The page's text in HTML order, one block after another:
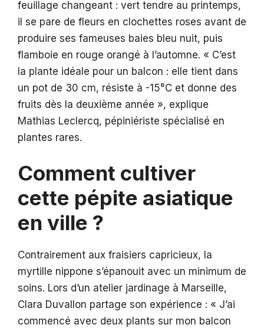
feuillage changeant : vert tendre au printemps,
il se pare de fleurs en clochettes roses avant de
produire ses fameuses baies bleu nuit, puis
flamboie en rouge orangé à l’automne. « C’est
la plante idéale pour un balcon : elle tient dans
un pot de 30 cm, résiste à -15°C et donne des
fruits dès la deuxième année », explique
Mathias Leclercq, pépiniériste spécialisé en
plantes rares.
Comment cultiver
cette pépite asiatique
en ville ?
Contrairement aux fraisiers capricieux, la
myrtille nippone s’épanouit avec un minimum de
soins. Lors d’un atelier jardinage à Marseille,
Clara Duvallon partage son expérience : « J’ai
commencé avec deux plants sur mon balcon